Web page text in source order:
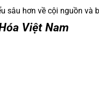
sâu hơn về cội nguồn và
Việt Nam